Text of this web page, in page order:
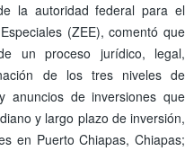
la autoridad federal para el
(ZEE), comentó que
un proceso jurídico, legal,
de los tres niveles de
anuncios de inversiones que
y largo plazo de inversión,
en Puerto Chiapas, Chiapas;